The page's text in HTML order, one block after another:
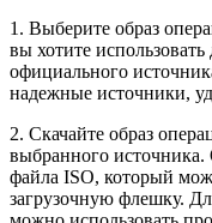
1. Выберите образ
вы хотите
официального
надежные источники,
2. Скачайте образ
выбранного источника.
файла ISO, который
загрузочную флешку.